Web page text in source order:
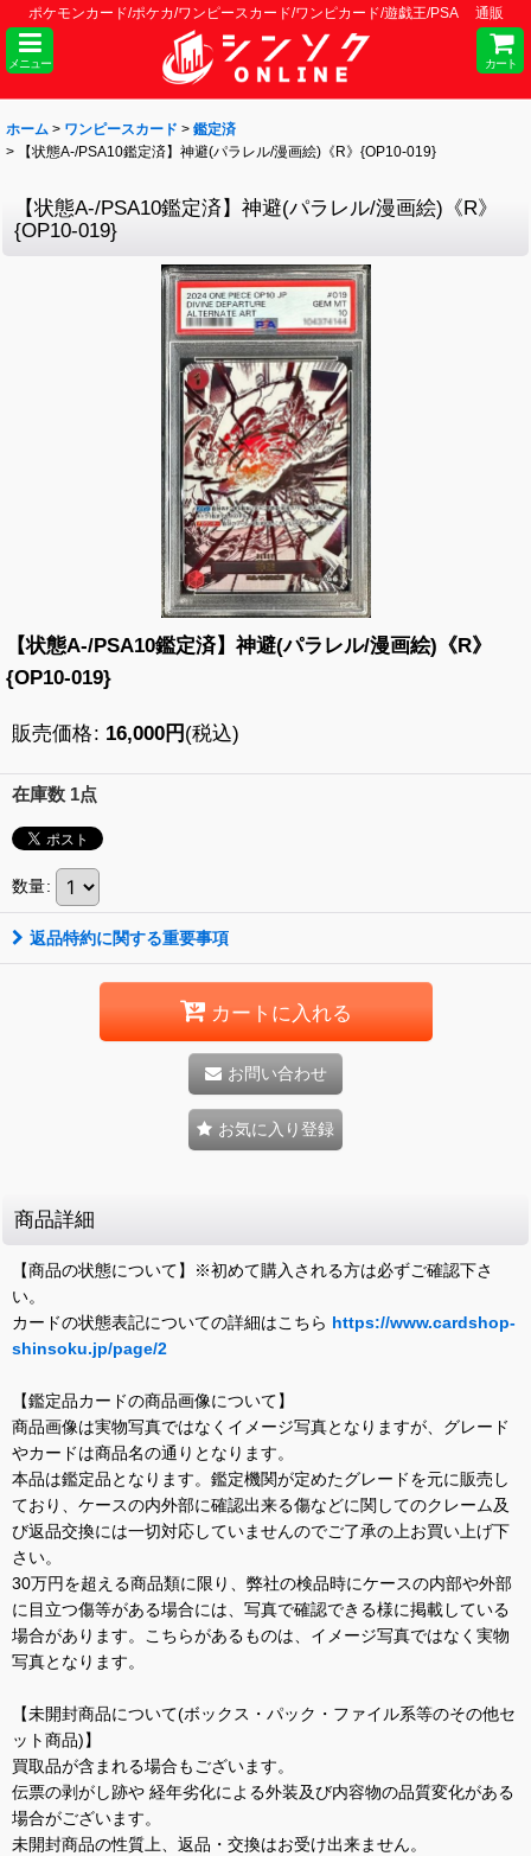
ポケモンカード/ポケカ/ワンピースカード/ワンピカード/遊戯王/PSA 通販
メニュー カート
ホーム > ワンピースカード > 鑑定済
>
【状態A-/PSA10鑑定済】神避(パラレル/漫画絵)《R》{OP10-019}
【状態A-/PSA10鑑定済】神避(パラレル/漫画絵)《R》
{OP10-019}
【状態A-/PSA10鑑定済】神避(パラレル/漫画絵)《R》
{OP10-019}
販売価格: 16,000円 (税込)
在庫数 1点
数量:
返品特約に関する重要事項
カートに入れる
お問い合わせ
お気に入り登録
商品詳細
【商品の状態について】※初めて購入される方は必ずご確認下さ
い。
カードの状態表記についての詳細はこちら https://www.cardshop-
shinsoku.jp/page/2
【鑑定品カードの商品画像について】
商品画像は実物写真ではなくイメージ写真となりますが、グレード
やカードは商品名の通りとなります。
本品は鑑定品となります。鑑定機関が定めたグレードを元に販売し
ており、ケースの内外部に確認出来る傷などに関してのクレーム及
び返品交換には一切対応していませんのでご了承の上お買い上げ下
さい。
30万円を超える商品類に限り、弊社の検品時にケースの内部や外部
に目立つ傷等がある場合には、写真で確認できる様に掲載している
場合があります。こちらがあるものは、イメージ写真ではなく実物
写真となります。
【未開封商品について(ボックス・パック・ファイル系等のその他セ
ット商品)】
買取品が含まれる場合もございます。
伝票の剥がし跡や 経年劣化による外装及び内容物の品質変化がある
場合がございます。
未開封商品の性質上、返品・交換はお受け出来ません。